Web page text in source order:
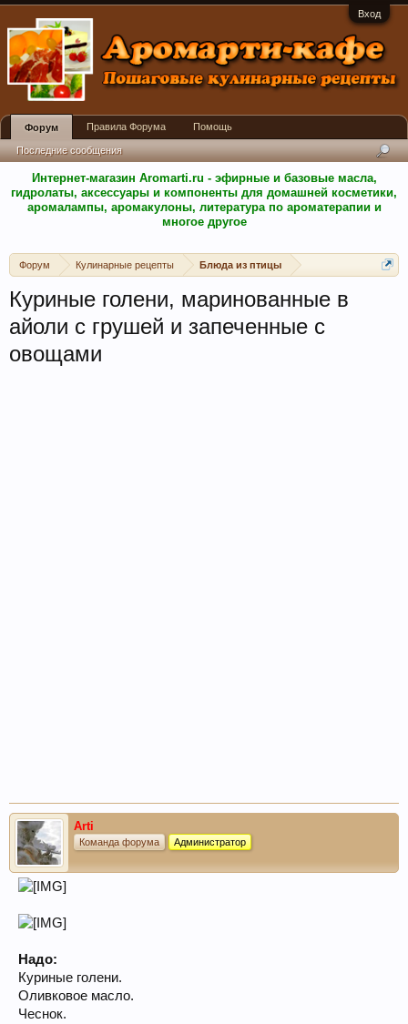
Вход
Интернет-магазин Aromarti.ru - эфирные и базовые масла,
гидролаты, аксессуары и компоненты для домашней косметики,
аромалампы, аромакулоны, литература по ароматерапии и
многое другое
Форум Кулинарные рецепты Блюда из птицы
Куриные голени, маринованные в
айоли с грушей и запеченные с
овощами
Arti
Команда форума Администратор
Надо:
Куриные голени.
Оливковое масло.
Чеснок.
Форум
Последние сообщения
Правила Форума Помощь